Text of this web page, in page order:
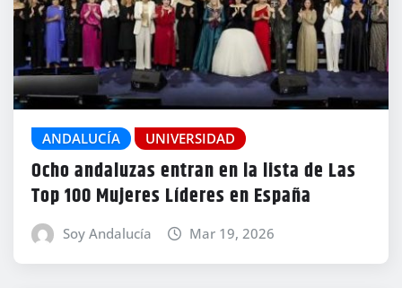
ANDALUCÍA UNIVERSIDAD
Ocho andaluzas entran en la lista de Las
Top 100 Mujeres Líderes en España
Soy Andalucía Mar 19, 2026